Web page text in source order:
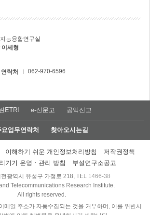
능융합연구실
이세형
연락처 062-970-6596
ETRI e-신문고 공익신고
요업무연락처 찾아오시는길
이해하기 쉬운 개인정보처리방침
저작권정책
기기 운영ㆍ관리 방침
부설연구소공고
광역시 유성구 가정로 218, TEL 1466-38
Telecommunications Research Institute.
All rights reserved.
메일 주소가 자동수집되는 것을 거부하며, 이를 위반시